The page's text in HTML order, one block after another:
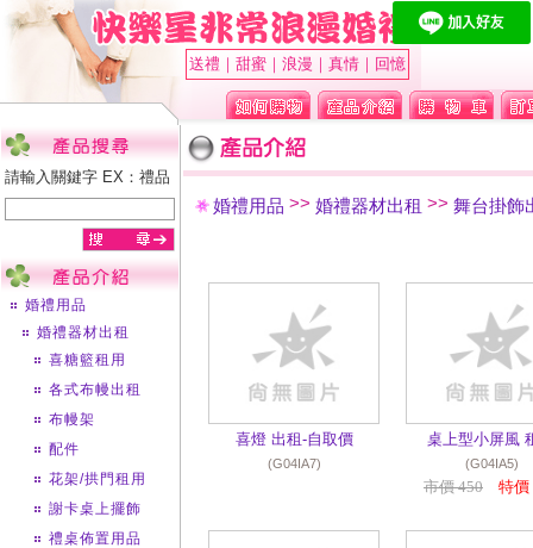
送禮｜甜蜜｜浪漫｜真情｜回憶
請輸入關鍵字 EX：禮品
婚禮用品
婚禮器材出租
喜糖籃租用
各式布幔出租
布幔架
配件
花架/拱門租用
謝卡桌上擺飾
禮桌佈置用品
婚禮用品 >> 婚禮器材出租 >> 舞台掛飾
喜燈 出租-自取價
(G04IA7)
桌上型小屏風
(G04IA5)
市價 450 特價